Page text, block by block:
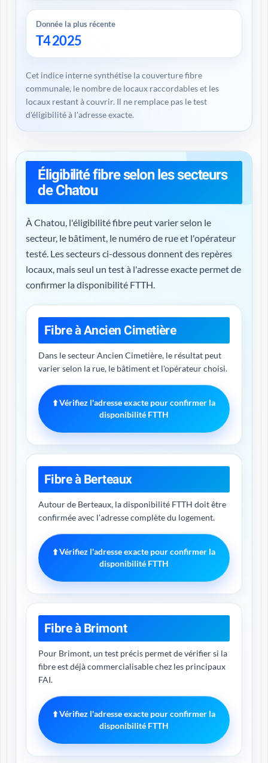
Donnée la plus récente
T4 2025
Cet indice interne synthétise la couverture fibre
communale, le nombre de locaux raccordables et les
locaux restant à couvrir. Il ne remplace pas le test
d'éligibilité à l'adresse exacte.
Éligibilité fibre selon les secteurs
de Chatou
À Chatou, l'éligibilité fibre peut varier selon le
secteur, le bâtiment, le numéro de rue et l'opérateur
testé. Les secteurs ci-dessous donnent des repères
locaux, mais seul un test à l'adresse exacte permet de
confirmer la disponibilité FTTH.
Fibre à Ancien Cimetière
Dans le secteur Ancien Cimetière, le résultat peut
varier selon la rue, le bâtiment et l'opérateur choisi.
⬆️ Vérifiez l'adresse exacte pour confirmer la
disponibilité FTTH
Fibre à Berteaux
Autour de Berteaux, la disponibilité FTTH doit être
confirmée avec l'adresse complète du logement.
⬆️ Vérifiez l'adresse exacte pour confirmer la
disponibilité FTTH
Fibre à Brimont
Pour Brimont, un test précis permet de vérifier si la
fibre est déjà commercialisable chez les principaux
FAI.
⬆️ Vérifiez l'adresse exacte pour confirmer la
disponibilité FTTH